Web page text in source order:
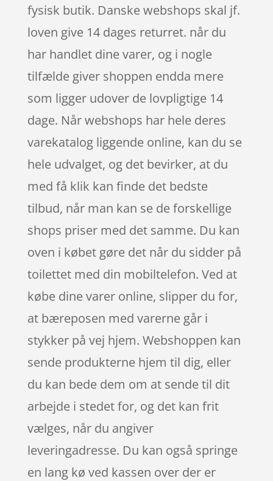
fysisk butik. Danske webshops skal jf.
loven give 14 dages returret. når du
har handlet dine varer, og i nogle
tilfælde giver shoppen endda mere
som ligger udover de lovpligtige 14
dage. Når webshops har hele deres
varekatalog liggende online, kan du se
hele udvalget, og det bevirker, at du
med få klik kan finde det bedste
tilbud, når man kan se de forskellige
shops priser med det samme. Du kan
oven i købet gøre det når du sidder på
toilettet med din mobiltelefon. Ved at
købe dine varer online, slipper du for,
at bæreposen med varerne går i
stykker på vej hjem. Webshoppen kan
sende produkterne hjem til dig, eller
du kan bede dem om at sende til dit
arbejde i stedet for, og det kan frit
vælges, når du angiver
leveringadresse. Du kan også springe
en lang kø ved kassen over der er